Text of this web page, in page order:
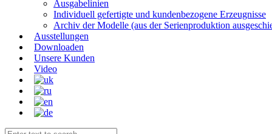
Ausgabelinien
Individuell gefertigte und kundenbezogene Erzeugnisse
Archiv der Modelle (aus der Serienproduktion
Ausstellungen
Downloaden
Unsere Kunden
Video